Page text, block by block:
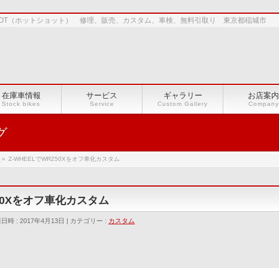
（ホットショット） 修理、販売、カスタム、車検、無料引取り 東京都稲城市
在庫車情報
Stock bikes
サービス
Service
ギャラリー
Custom Gallery
お店案内
Company
» Z-WHEELでWR250Xをオフ車化カスタム
をオフ車化カスタム
時 : 2017年4月13日 カテゴリー : カスタム